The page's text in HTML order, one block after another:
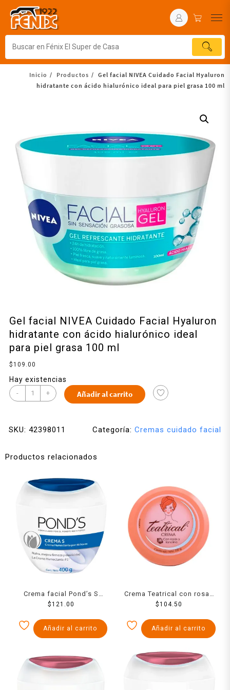
Inicio Productos
Gel facial NIVEA Cuidado Facial Hyaluron
hidratante con ácido hialurónico ideal para piel grasa 100 ml
Gel facial NIVEA Cuidado Facial Hyaluron
hidratante con ácido hialurónico ideal
para piel grasa 100 ml
$ 109.00
Hay existencias
- + Añadir al carrito
SKU: 42398011 Categoría: Cremas cuidado facial
Productos relacionados
Crema facial Pond’s S
humectante nutritiva 400 g
$121.00
Añadir al carrito
Crema Teatrical con rosas
y lanolina 230 g
$104.50
Añadir al carrito